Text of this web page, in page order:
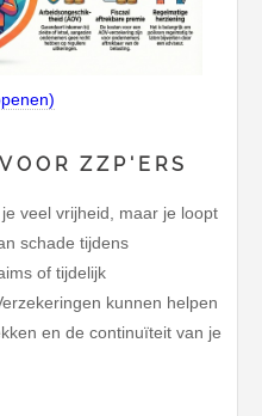
ZZP'ERS
veel vrijheid, maar je loopt
schade tijdens
of tijdelijk
kunnen helpen
en de continuïteit van je